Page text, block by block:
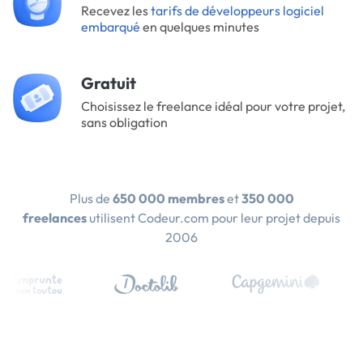
Recevez lestarifs de développeurs logiciel
embarqué en quelques minutes
Gratuit
Choisissez le freelance idéal pour votre projet,
sans obligation
Plus de 650 000 membreset350 000
freelances utilisent Codeur.com pour leur projet depuis
2006